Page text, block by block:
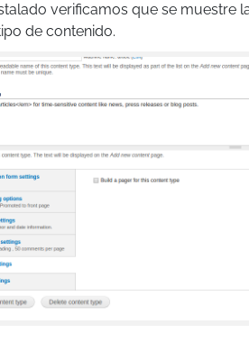
verificamos que se muestre
de contenido.